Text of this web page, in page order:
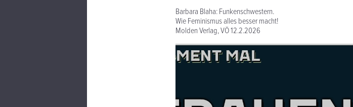
Barbara Blaha: Funkenschwestern.
Wie Feminismus alles besser macht!
Molden Verlag, VÖ 12.2.2026